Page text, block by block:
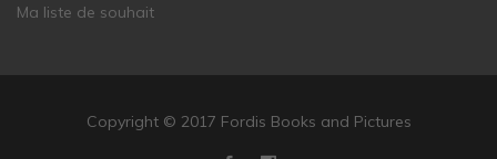
Ma liste de souhait
Copyright © 2017 Fordis Books and Pictures